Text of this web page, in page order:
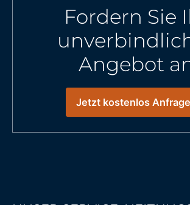
Fordern Sie
Angebot
Jetzt kostenlos